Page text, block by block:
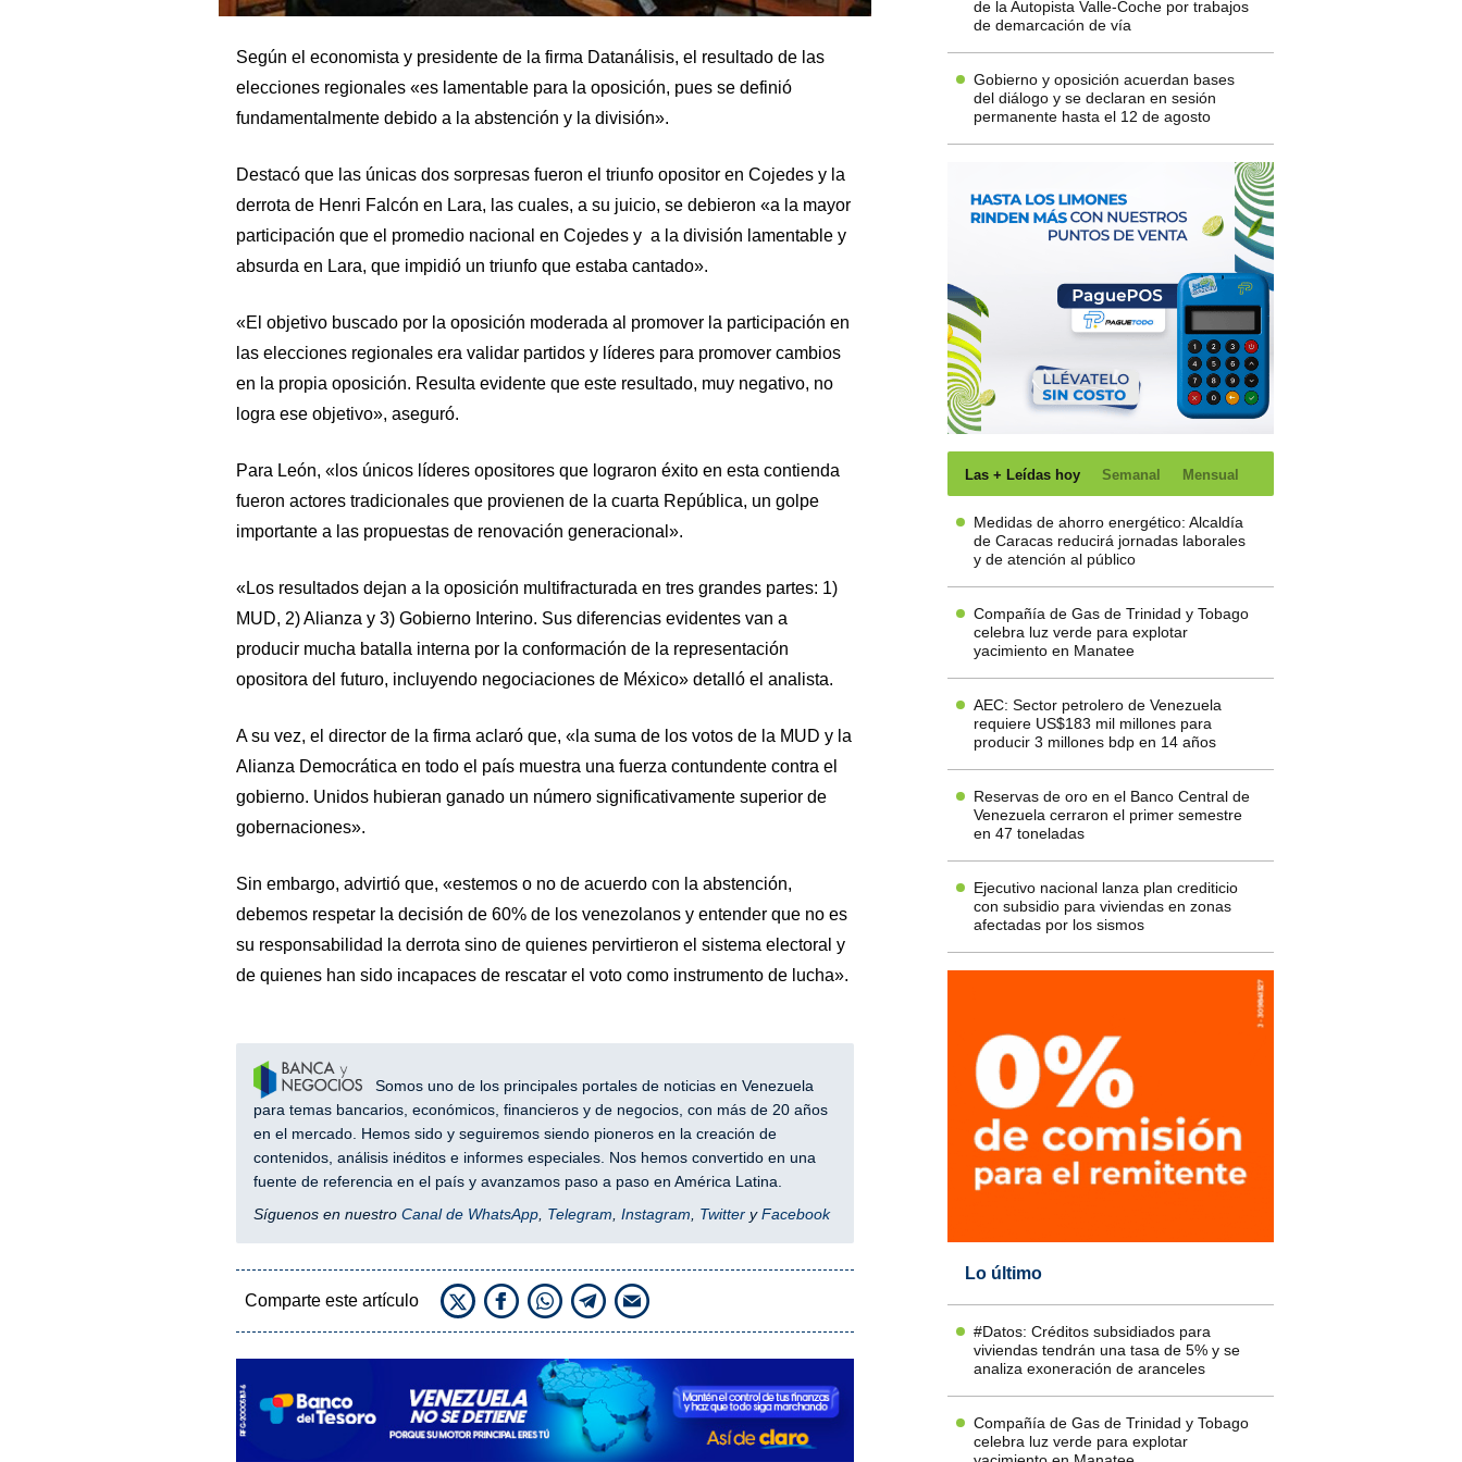
Según el economista y presidente de la firma Datanálisis, el resultado de las
elecciones regionales «es lamentable para la oposición, pues se definió
fundamentalmente debido a la abstención y la división».
Destacó que las únicas dos sorpresas fueron el triunfo opositor en Cojedes y la
derrota de Henri Falcón en Lara, las cuales, a su juicio, se debieron «a la mayor
participación que el promedio nacional en Cojedes y a la división lamentable y
absurda en Lara, que impidió un triunfo que estaba cantado».
«El objetivo buscado por la oposición moderada al promover la participación en
las elecciones regionales era validar partidos y líderes para promover cambios
en la propia oposición. Resulta evidente que este resultado, muy negativo, no
logra ese objetivo», aseguró.
Para León, «los únicos líderes opositores que lograron éxito en esta contienda
fueron actores tradicionales que provienen de la cuarta República, un golpe
importante a las propuestas de renovación generacional».
«Los resultados dejan a la oposición multifracturada en tres grandes partes: 1)
MUD, 2) Alianza y 3) Gobierno Interino. Sus diferencias evidentes van a
producir mucha batalla interna por la conformación de la representación
opositora del futuro, incluyendo negociaciones de México» detalló el analista.
A su vez, el director de la firma aclaró que, «la suma de los votos de la MUD y la
Alianza Democrática en todo el país muestra una fuerza contundente contra el
gobierno. Unidos hubieran ganado un número significativamente superior de
gobernaciones».
Sin embargo, advirtió que, «estemos o no de acuerdo con la abstención,
debemos respetar la decisión de 60% de los venezolanos y entender que no es
su responsabilidad la derrota sino de quienes pervirtieron el sistema electoral y
de quienes han sido incapaces de rescatar el voto como instrumento de lucha».
Somos uno de los principales portales de noticias en Venezuela
para temas bancarios, económicos, financieros y de negocios, con más de 20 años
en el mercado. Hemos sido y seguiremos siendo pioneros en la creación de
contenidos, análisis inéditos e informes especiales. Nos hemos convertido en una
fuente de referencia en el país y avanzamos paso a paso en América Latina.
Síguenos en nuestro Canal de WhatsApp, Telegram Instagram TwitteryFacebook
Comparte este artículo
de la Autopista Valle-Coche por trabajos
de demarcación de vía
Gobierno y oposición acuerdan bases
del diálogo y se declaran en sesión
permanente hasta el 12 de agosto
Las + Leídas hoy Semanal Mensual
Medidas de ahorro energético: Alcaldía
de Caracas reducirá jornadas laborales
y de atención al público
Compañía de Gas de Trinidad y Tobago
celebra luz verde para explotar
yacimiento en Manatee
AEC: Sector petrolero de Venezuela
requiere US$183 mil millones para
producir 3 millones bdp en 14 años
Reservas de oro en el Banco Central de
Venezuela cerraron el primer semestre
en 47 toneladas
Ejecutivo nacional lanza plan crediticio
con subsidio para viviendas en zonas
afectadas por los sismos
Lo último
#Datos: Créditos subsidiados para
viviendas tendrán una tasa de 5% y se
analiza exoneración de aranceles
Compañía de Gas de Trinidad y Tobago
celebra luz verde para explotar